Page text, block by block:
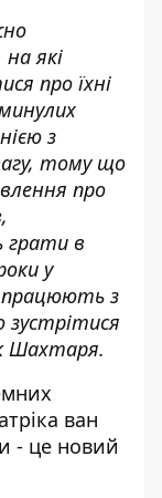
які
про їхні
з
тому що
про
грати в
у
працюють з
Шахтаря.
ван
- це новий